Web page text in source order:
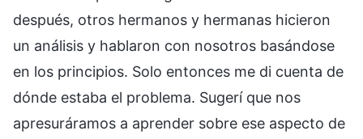
después, otros hermanos y hermanas hicieron
un análisis y hablaron con nosotros basándose
en los principios. Solo entonces me di cuenta de
dónde estaba el problema. Sugerí que nos
apresuráramos a aprender sobre ese aspecto de